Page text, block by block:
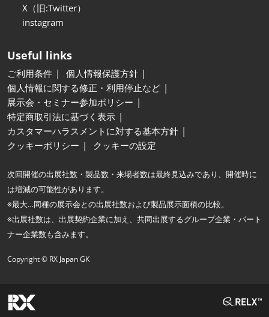
X（旧:Twitter）
instagram
Useful links
ご利用条件
個人情報保護方針
個人情報に関する修正・利用停止など
展示会・セミナー参加ポリシー
特定商取引法に基づく表示
カスタマーハラスメントに対する基本方針
クッキーポリシー
クッキーの設定
次回開催の出展社数・製品数・来場者数は最終見込みであり、開催時に
は増減の可能性があります。
※最大…同種の展示会との出展社数および製品展示面積の比較。
※出展社数は、出展契約企業に加え、共同出展するグループ企業・パート
ナー企業数も含みます。
Copyright © RX Japan GK